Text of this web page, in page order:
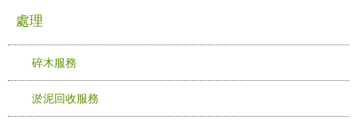
處理
碎木服務
淤泥回收服務